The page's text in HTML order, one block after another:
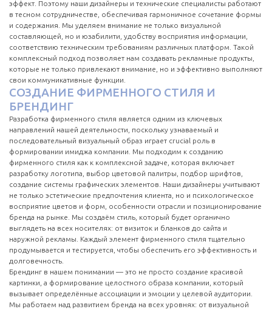
эффект. Поэтому наши дизайнеры и технические специалисты работают
в тесном сотрудничестве, обеспечивая гармоничное сочетание формы
и содержания. Мы уделяем внимание не только визуальной
составляющей, но и юзабилити, удобству восприятия информации,
соответствию техническим требованиям различных платформ. Такой
комплексный подход позволяет нам создавать рекламные продукты,
которые не только привлекают внимание, но и эффективно выполняют
свои коммуникативные функции.
СОЗДАНИЕ ФИРМЕННОГО СТИЛЯ И
БРЕНДИНГ
Разработка фирменного стиля является одним из ключевых
направлений нашей деятельности, поскольку узнаваемый и
последовательный визуальный образ играет crucial роль в
формировании имиджа компании. Мы подходим к созданию
фирменного стиля как к комплексной задаче, которая включает
разработку логотипа, выбор цветовой палитры, подбор шрифтов,
создание системы графических элементов. Наши дизайнеры учитывают
не только эстетические предпочтения клиента, но и психологическое
восприятие цветов и форм, особенности отрасли и позиционирование
бренда на рынке. Мы создаём стиль, который будет органично
выглядеть на всех носителях: от визиток и бланков до сайта и
наружной рекламы. Каждый элемент фирменного стиля тщательно
продумывается и тестируется, чтобы обеспечить его эффективность и
долговечность.
Брендинг в нашем понимании — это не просто создание красивой
картинки, а формирование целостного образа компании, который
вызывает определённые ассоциации и эмоции у целевой аудитории.
Мы работаем над развитием бренда на всех уровнях: от визуальной